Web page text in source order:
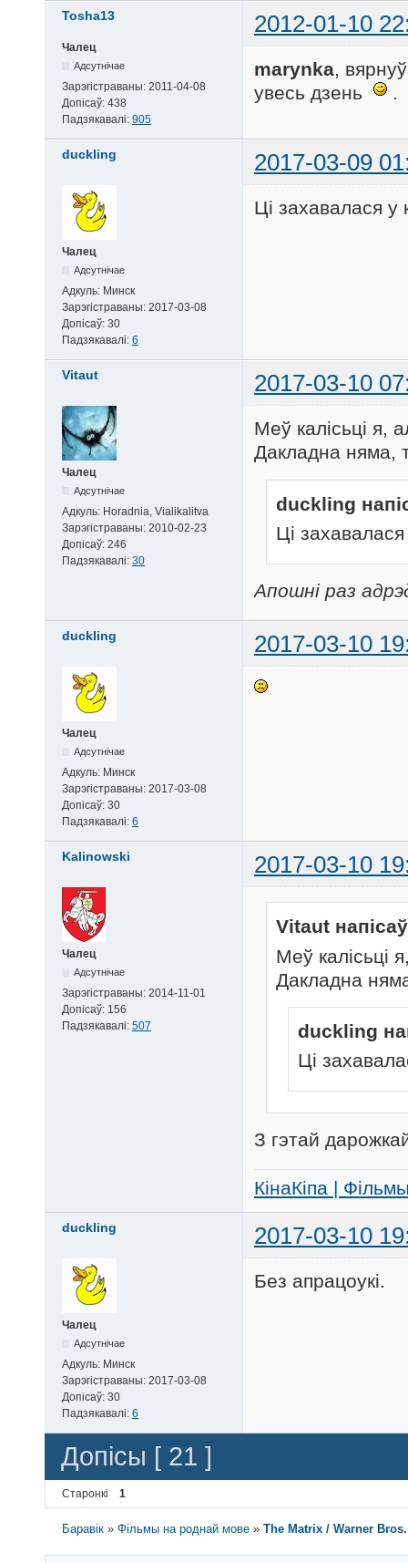
Tosha13 2012-01-10
Чалец
Адсутнічае
Зарэгістраваны: 2011-04-08
Допісаў: 438
Падзякавалі: 905
marynka,
увесь дзень
.
duckling 2017-03-09
Чалец
Адсутнічае
Адкуль: Минск
Зарэгістраваны: 2017-03-08
Допісаў: 30
Падзякавалі: 6
Цi захавалася у
Vitaut 2017-03-10
Чалец
Адсутнічае
Адкуль: Horadnia, Vialikalitva
Зарэгістраваны: 2010-02-23
Допісаў: 246
Падзякавалі: 30
Меў калісьці я,
Дакладна няма,
duckling
Цi захавалася
Апошні раз
duckling 2017-03-10
Чалец
Адсутнічае
Адкуль: Минск
Зарэгістраваны: 2017-03-08
Допісаў: 30
Падзякавалі: 6
Kalinowski 2017-03-10
Чалец
Адсутнічае
Зарэгістраваны: 2014-11-01
Допісаў: 156
Падзякавалі: 507
Vitaut
Меў калісьці
Дакладна
duckling
Цi
З гэтай
КінаКіпа |
duckling 2017-03-10
Чалец
Адсутнічае
Адкуль: Минск
Зарэгістраваны: 2017-03-08
Допісаў: 30
Падзякавалі: 6
Без апрацоукi.
Допісы [ 21 ]
Старонкі 1
Баравік »Фільмы на роднай мове »The Matrix / Warner